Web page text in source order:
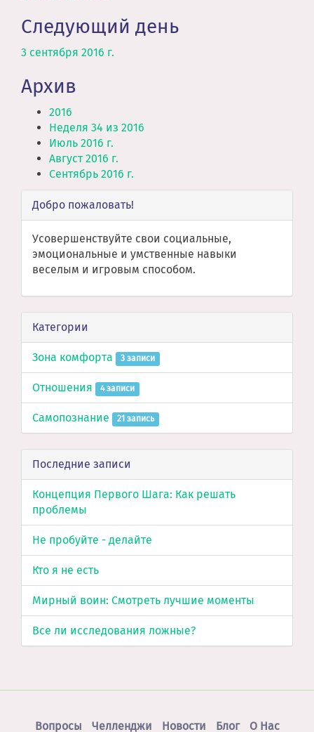
Следующий день
3 сентября 2016 г.
Архив
2016
Неделя 34 из 2016
Июль 2016 г.
Август 2016 г.
Сентябрь 2016 г.
Добро пожаловать!
Усовершенствуйте свои социальные,
эмоциональные и умственные навыки
веселым и игровым способом.
Категории
Зона комфорта 3 записи
Отношения 4 записи
Самопознание 21 запись
Последние записи
Концепция Первого Шага: Как решать
проблемы
Не пробуйте - делайте
Кто я не есть
Мирный воин: Смотреть лучшие моменты
Все ли исследования ложные?
Вопросы Челленджи Новости Блог O Нас